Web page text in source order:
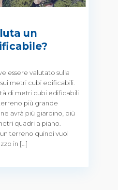
un
essere valutato sulla
metri cubi edificabili.
di metri cubi edificabili
più grande
avrà più giardino, più
quadri a piano.
terreno quindi vuol
in […]